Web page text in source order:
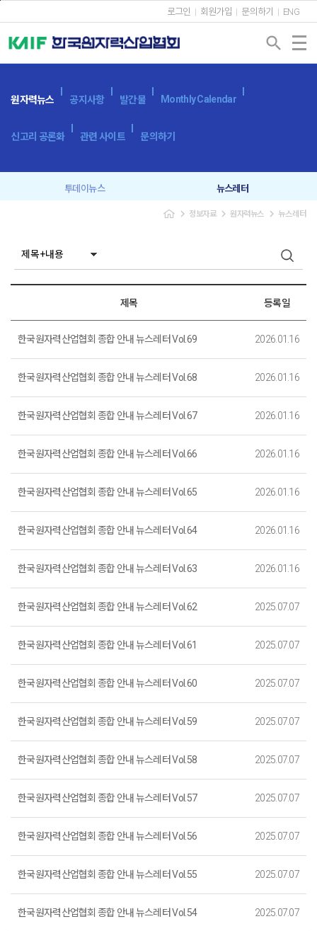
로그인 회원가입 문의하기 ENG
search
원자력뉴스 공지사항 발간물 Monthly Calendar
신고리 공론화 관련 사이트 문의하기
투데이뉴스 뉴스레터
navigate_next 정보자료 navigate_next원자력뉴스 navigate_next 뉴스레터
제목 등록일
한국원자력산업협회 종합 안내 뉴스레터 Vol.69 2026.01.16
한국원자력산업협회 종합 안내 뉴스레터 Vol.68 2026.01.16
한국원자력산업협회 종합 안내 뉴스레터 Vol.67 2026.01.16
한국원자력산업협회 종합 안내 뉴스레터 Vol.66 2026.01.16
한국원자력산업협회 종합 안내 뉴스레터 Vol.65 2026.01.16
한국원자력산업협회 종합 안내 뉴스레터 Vol.64 2026.01.16
한국원자력산업협회 종합 안내 뉴스레터 Vol.63 2026.01.16
한국원자력산업협회 종합 안내 뉴스레터 Vol.62 2025.07.07
한국원자력산업협회 종합 안내 뉴스레터 Vol.61 2025.07.07
한국원자력산업협회 종합 안내 뉴스레터 Vol.60 2025.07.07
한국원자력산업협회 종합 안내 뉴스레터 Vol.59 2025.07.07
한국원자력산업협회 종합 안내 뉴스레터 Vol.58 2025.07.07
한국원자력산업협회 종합 안내 뉴스레터 Vol.57 2025.07.07
한국원자력산업협회 종합 안내 뉴스레터 Vol.56 2025.07.07
한국원자력산업협회 종합 안내 뉴스레터 Vol.55 2025.07.07
한국원자력산업협회 종합 안내 뉴스레터 Vol.54 2025.07.07